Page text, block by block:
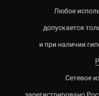
Любое
допускается
и при наличии
Сетевое